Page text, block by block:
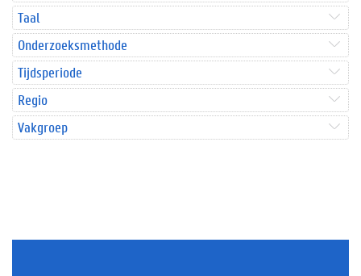
Taal
Onderzoeksmethode
Tijdsperiode
Regio
Vakgroep